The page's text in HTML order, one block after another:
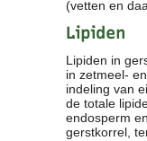
(vetten en
Lipiden
Lipiden in
in zetmeel-
indeling van
de totale
endosperm
gerstkorrel,
Prijzen
-
-
-